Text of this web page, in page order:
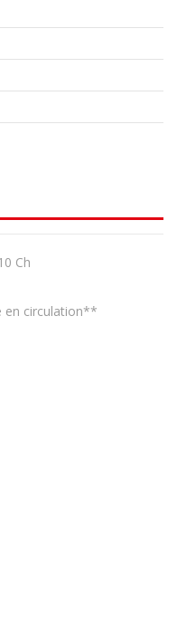
Ch
en circulation**